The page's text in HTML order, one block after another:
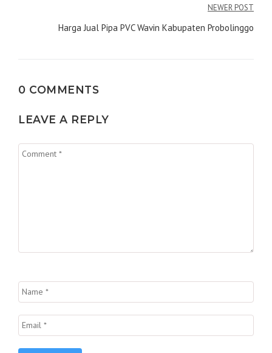
NEWER POST
Harga Jual Pipa PVC Wavin Kabupaten Probolinggo
0 COMMENTS
LEAVE A REPLY